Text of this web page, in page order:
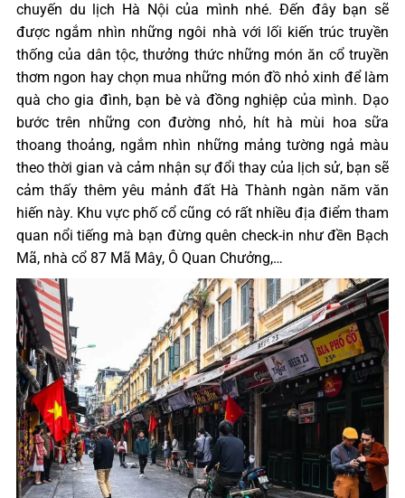
chuyến du lịch Hà Nội của mình nhé. Đến đây bạn sẽ
được ngắm nhìn những ngôi nhà với lối kiến trúc truyền
thống của dân tộc, thưởng thức những món ăn cổ truyền
thơm ngon hay chọn mua những món đồ nhỏ xinh để làm
quà cho gia đình, bạn bè và đồng nghiệp của mình. Dạo
bước trên những con đường nhỏ, hít hà mùi hoa sữa
thoang thoảng, ngắm nhìn những mảng tường ngả màu
theo thời gian và cảm nhận sự đổi thay của lịch sử, bạn sẽ
cảm thấy thêm yêu mảnh đất Hà Thành ngàn năm văn
hiến này. Khu vực phố cổ cũng có rất nhiều địa điểm tham
quan nổi tiếng mà bạn đừng quên check-in như đền Bạch
Mã, nhà cổ 87 Mã Mây, Ô Quan Chưởng,…